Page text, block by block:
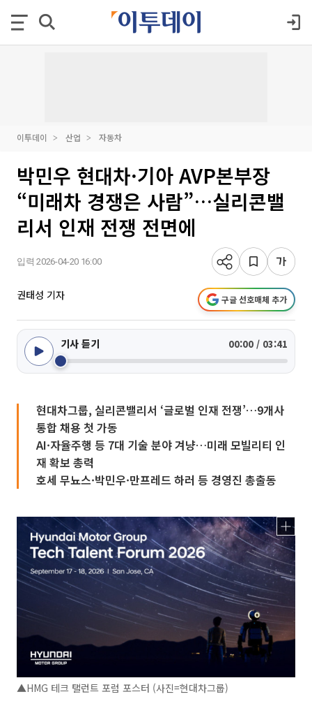
이투데이 산업 자동차
박민우 현대차·기아 AVP본부장
“미래차 경쟁은 사람”…실리콘밸
리서 인재 전쟁 전면에
입력 2026-04-20 16:00
권태성 기자 구글 선호매체 추가
기사 듣기 00:00 / 03:41
현대차그룹, 실리콘밸리서 ‘글로벌 인재 전쟁’…9개사
통합 채용 첫 가동
AI·자율주행 등 7대 기술 분야 겨냥…미래 모빌리티 인
재 확보 총력
호세 무뇨스·박민우·만프레드 하러 등 경영진 총출동
▲HMG 테크 탤런트 포럼 포스터 (사진=현대차그룹)